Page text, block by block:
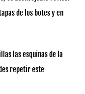
de los botes y en
las esquinas de la
repetir este